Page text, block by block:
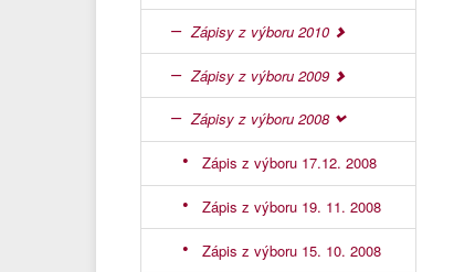
Zápisy z výboru 2010
Zápisy z výboru 2009
Zápisy z výboru 2008
Zápis z výboru 17.12. 2008
Zápis z výboru 19. 11. 2008
Zápis z výboru 15. 10. 2008